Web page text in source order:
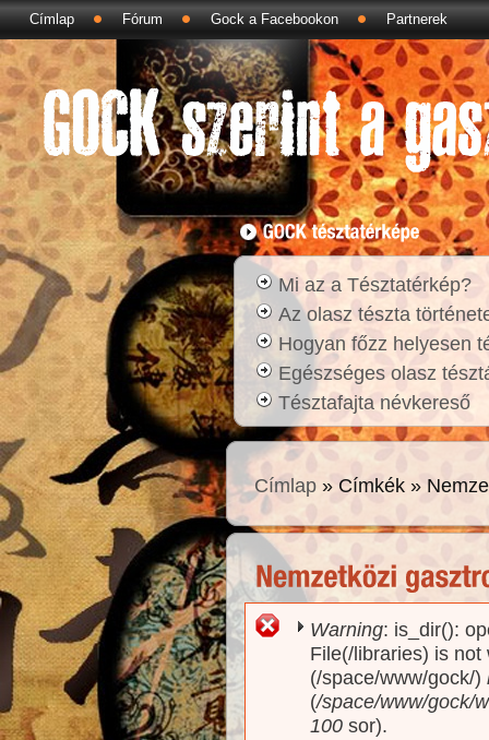
Címlap Fórum Gock a Facebookon Partnerek
Mi az a Tésztatérkép?
Az olasz tészta
Hogyan főzz helyesen
Egészséges olasz
Tésztafajta névkereső
Címlap » Címkék »
Hibaüzenet
Warning: is_dir():
File(/libraries) is
(/space/www/gock/)
(/space/www/gock/
100 sor).